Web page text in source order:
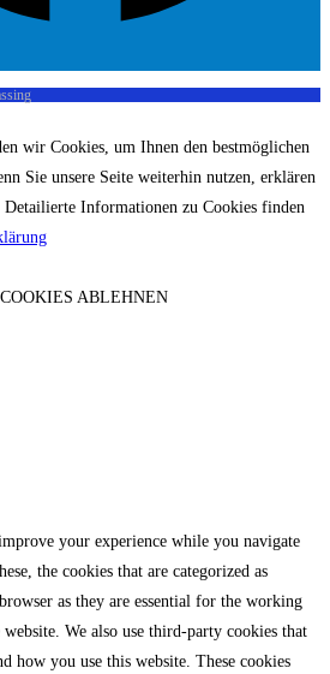
wir Cookies, um Ihnen den bestmöglichen
Sie unsere Seite weiterhin nutzen, erklären
Detailierte Informationen zu Cookies finden
COOKIES ABLEHNEN
your experience while you navigate
the cookies that are categorized as
as they are essential for the working
We also use third-party cookies that
how you use this website. These cookies